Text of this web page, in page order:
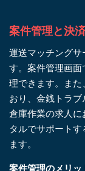
案件管理と決
運送マッチング
す。案件管理画
理できます。また
おり、金銭トラブ
倉庫作業の求人
タルでサポート
ます。
案件管理のメリッ